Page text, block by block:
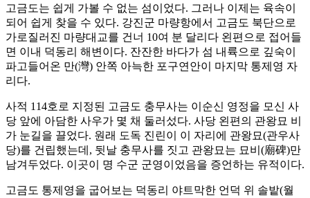
고금도는 쉽게 가볼 수 없는 섬이었다. 그러나 이제는 육속이
되어 쉽게 찾을 수 있다. 강진군 마량항에서 고금도 북단으로
가로질러진 마량대교를 건너 10여 분 달리다 왼편으로 접어들
면 이내 덕동리 해변이다. 잔잔한 바다가 섬 내륙으로 깊숙이
파고들어온 만(灣) 안쪽 아늑한 포구연안이 마지막 통제영 자
리다.
사적 114호로 지정된 고금도 충무사는 이순신 영정을 모신 사
당 앞에 아담한 사우가 몇 채 둘러섰다. 사당 왼편의 관왕묘 비
가 눈길을 끌었다. 원래 도독 진린이 이 자리에 관왕묘(관우사
당)를 건립했는데, 뒷날 충무사를 짓고 관왕묘는 묘비(廟碑)만
남겨두었다. 이곳이 명 수군 군영이었음을 증언하는 유적이다.
고금도 통제영을 굽어보는 덕동리 야트막한 언덕 위 솔밭(월